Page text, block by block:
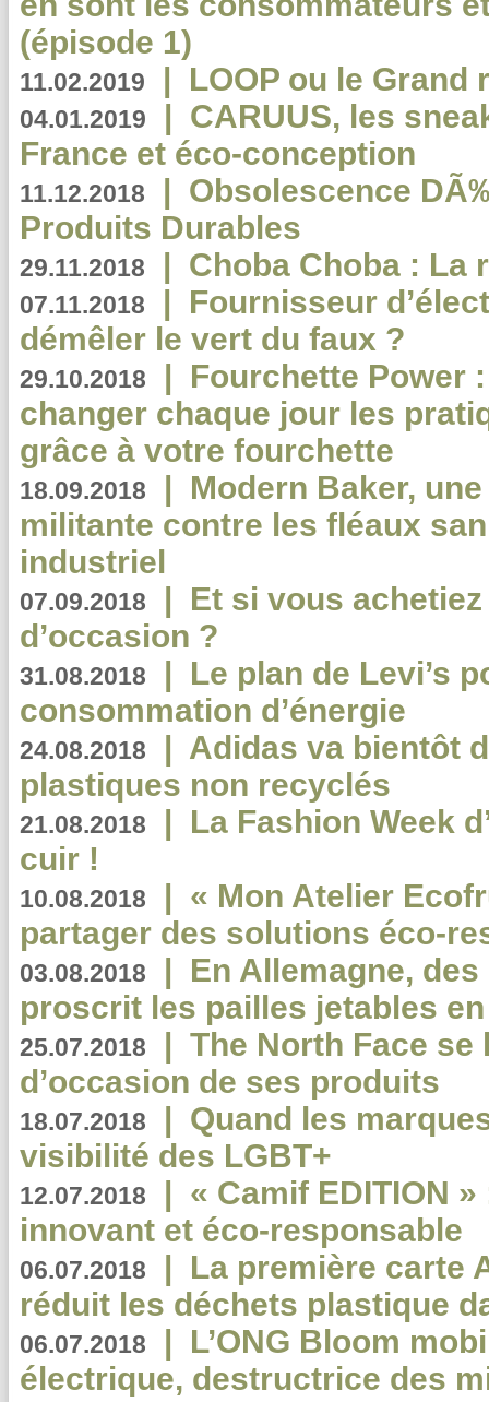
(épisode 1)
11.02.2019 | LOOP ou le Grand
04.01.2019 | CARUUS, les
France et éco-conception
11.12.2018 | Obsolescence
Produits Durables
29.11.2018 | Choba Choba : La
07.11.2018 | Fournisseur
démêler le vert du faux ?
29.10.2018 | Fourchette Power
changer chaque jour les
grâce à votre fourchette
18.09.2018 | Modern Baker,
militante contre les fléaux
industriel
07.09.2018 | Et si vous
d’occasion ?
31.08.2018 | Le plan de Levi’s
consommation d’énergie
24.08.2018 | Adidas va bientôt
plastiques non recyclés
21.08.2018 | La Fashion Week
cuir !
10.08.2018 | « Mon Atelier
partager des solutions éco-
03.08.2018 | En Allemagne,
proscrit les pailles jetables
25.07.2018 | The North Face se
d’occasion de ses produits
18.07.2018 | Quand les
visibilité des LGBT+
12.07.2018 | « Camif EDITION
innovant et éco-responsable
06.07.2018 | La première carte
réduit les déchets plastique
06.07.2018 | L’ONG Bloom
électrique, destructrice des